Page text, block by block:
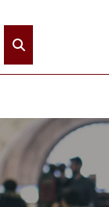
الرئيسيـة
عن الجامعة